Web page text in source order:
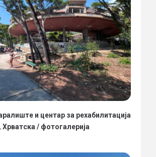
и центар за рехабилитација
Хрватска / фотогалерија